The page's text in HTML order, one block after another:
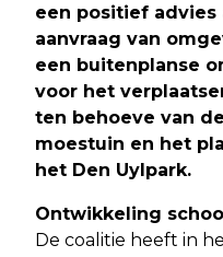
een positief
aanvraag van
een buitenplanse
voor het
ten behoeve van
moestuin en het
het Den Uylpark.
Ontwikkeling
De coalitie heeft in